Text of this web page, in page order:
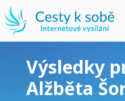
Výsledky
Alžběta